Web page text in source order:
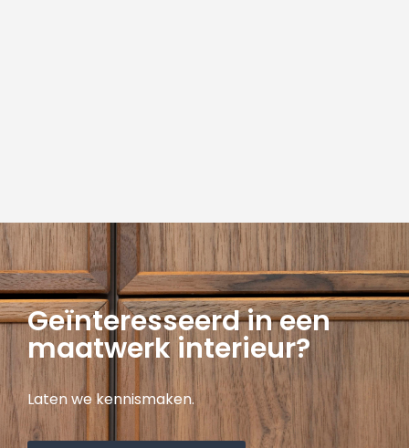
Geïnteresseerd in een
maatwerk interieur?
Laten we kennismaken.